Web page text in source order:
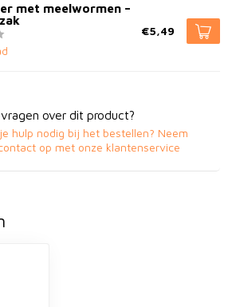
met meelwormen –
€5,49
over dit product?
hulp nodig bij het bestellen? Neem
op met onze klantenservice